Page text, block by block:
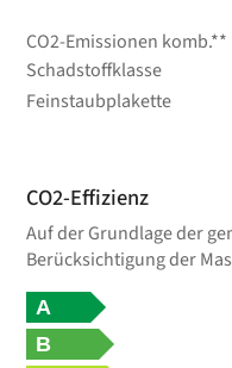
CO2-Emissionen komb.**
Schadstoffklasse
Feinstaubplakette
CO2-Effizienz
Auf der Grundlage der
Berücksichtigung der
A
B